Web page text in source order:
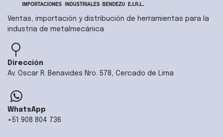
Ventas, importación y distribución de herramientas para la
industria de metalmecánica
Dirección
Av. Oscar R. Benavides Nro. 578, Cercado de Lima
WhatsApp
+51 908 804 736